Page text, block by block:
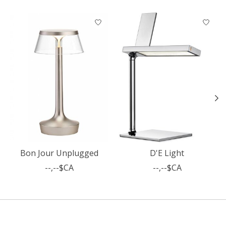
Articles du carrousel de produits
Bon Jour Unplugged
--,--$CA
D'E Light
--,--$CA